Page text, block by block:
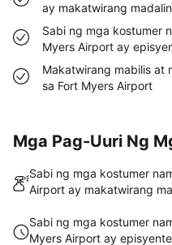
ay makatwirang
Sabi ng mga kostumer
Myers Airport ay
Makatwirang mabilis at
sa Fort Myers Airport
Mga Pag-Uuri Ng
Sabi ng mga kostumer
Airport ay makatwirang
Sabi ng mga kostumer
Myers Airport ay episyente